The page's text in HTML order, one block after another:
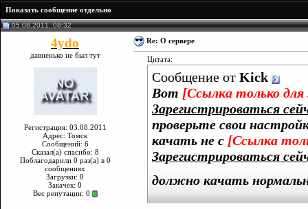
Показать сообщение отдельно
05.08.2011, 08:32
4ydo
давненько не был тут
Регистрация: 03.08.2011
Адрес: Томск
Сообщений: 6
Сказал(а) спасибо: 8
Поблагодарили 0 раз(а) в 0
сообщениях
Загрузки: 0
Закачек: 0
Вес репутации: 0
Re: О сервере
Цитата:
Сообщение от Kick
Вот [Ссылка только для
Зарегистрироваться
проверьте свои
качать не с [Ссылка
Зарегистрироваться
должно качать